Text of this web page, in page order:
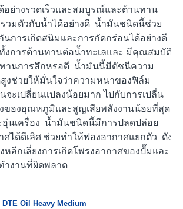
อย่างรวดเร็วและสมบูรณ์และต้านทาน
รวมตัวกับน้ำได้อย่างดี น้ำมันชนิดนี้ช่วย
นการเกิดสนิมและการกัดกร่อนได้อย่างดี
งการต้านทานต่อน้ำทะเลและ มีคุณสมบัติ
านการสึกหรอดี น้ำมันนี้มีดัชนีความ
งช่วยให้มั่นใจว่าความหนาของฟิล์ม
จะเปลี่ยนแปลงน้อยมาก ไปกับการเปลี่น
ของอุณหภูมิและสูญเสียพลังงานน้อยที่สุด
นเครื่อง น้ำมันชนิดนี้มีการปลดปล่อย
ศได้ดีเลิศ ช่วยทำให้ฟองอากาศแยกตัว ดัง
หลีกเลี่ยงการเกิดโพรงอากาศของปั๊มและ
ำงานที่ผิดพลาด
DTE Oil Heavy Medium